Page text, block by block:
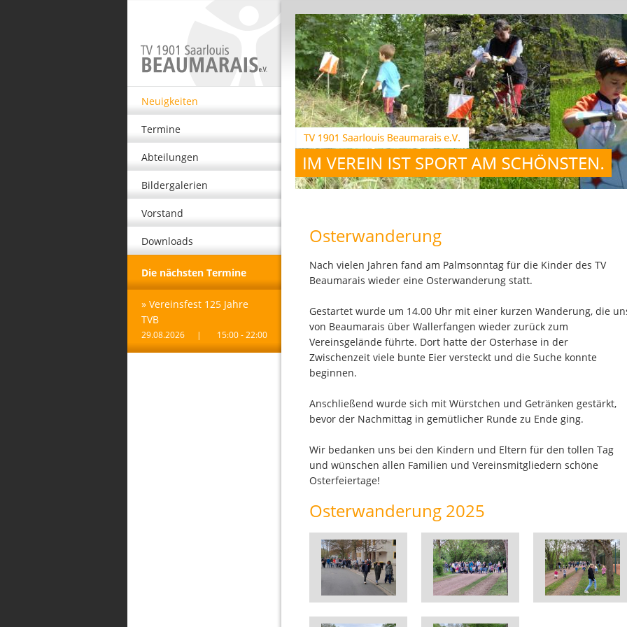
Neuigkeiten
Termine
Abteilungen
Bildergalerien
Vorstand
Downloads
Die nächsten Termine
» Vereinsfest 125 Jahre
TVB
29.08.2026 | 15:00 - 22:00
Osterwanderung
Nach vielen Jahren fand am Palmsonntag für die Kinder des TV
Beaumarais wieder eine Osterwanderung statt.
Gestartet wurde um 14.00 Uhr mit einer kurzen Wanderung, die
von Beaumarais über Wallerfangen wieder zurück zum
Vereinsgelände führte. Dort hatte der Osterhase in der
Zwischenzeit viele bunte Eier versteckt und die Suche konnte
beginnen.
Anschließend wurde sich mit Würstchen und Getränken gestärkt,
bevor der Nachmittag in gemütlicher Runde zu Ende ging.
Wir bedanken uns bei den Kindern und Eltern für den tollen Tag
und wünschen allen Familien und Vereinsmitgliedern schöne
Osterfeiertage!
Osterwanderung 2025